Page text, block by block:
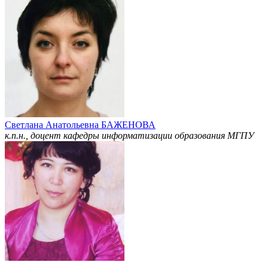
Светлана Анатольевна БАЖЕНОВА
к.п.н., доцент кафедры информатизации образования МГПУ